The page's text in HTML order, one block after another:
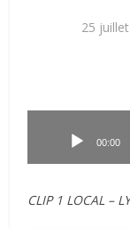
25
00:00
CLIP 1 LOCAL –